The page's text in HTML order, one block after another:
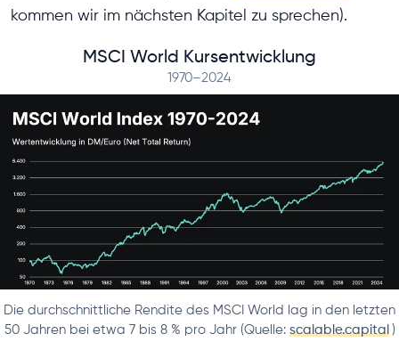
kommen wir im nächsten Kapitel zu sprechen).
MSCI World Kursentwicklung
1970–2024
Die durchschnittliche Rendite des MSCI World lag in den letzten
50 Jahren bei etwa 7 bis 8 % pro Jahr (Quelle: scalable.capital )